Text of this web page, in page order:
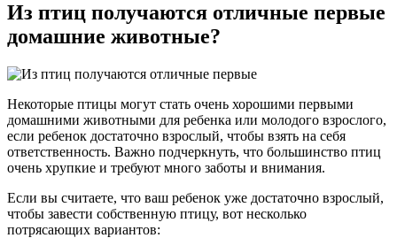
Из птиц получаются отличные первые
домашние животные?
Некоторые птицы могут стать очень хорошими первыми
домашними животными для ребенка или молодого взрослого,
если ребенок достаточно взрослый, чтобы взять на себя
ответственность. Важно подчеркнуть, что большинство птиц
очень хрупкие и требуют много заботы и внимания.
Если вы считаете, что ваш ребенок уже достаточно взрослый,
чтобы завести собственную птицу, вот несколько
потрясающих вариантов: